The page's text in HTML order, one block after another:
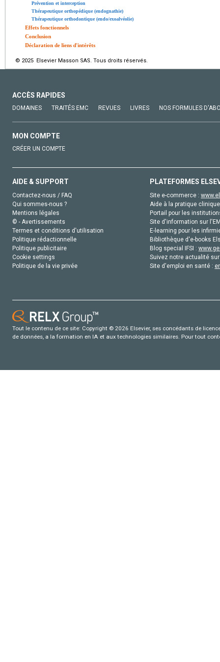
Prévention et interception
Thérapeutique orthopédique (endognathie)
Thérapeutique orthodontique (endo/exoalvéolie)
Effets fonctionnels
Conclusion
Déclaration de liens d'intérêts
© 2025 Elsevier Masson SAS. Tous droits réservés.
ACCÈS RAPIDES
DOMAINES TRAITÉS EMC REVUES LIVRES NOS FORMULES
MON COMPTE
CRÉER UN COMPTE
AIDE & SUPPORT
Contactez-nous / FAQ
Qui sommes-nous ?
Mentions légales
© - Avertissements
Termes et conditions d'utilisation
Politique rédactionnelle
Politique publicitaire
Cookie settings
Politique de la vie privée
PLATEFORMES
Site e-commerce :
Aide à la pratique
Portail pour les
Site d'information sur
E-learning pour les
Bibliothèque d'e-books
Blog special IFSI :
Suivez notre actualité
Site d'emploi en santé :
Tout le contenu de ce site: Copyright © 2026 Elsevier, ses concédants de
de données, a la formation en IA et aux technologies similaires. Pour tout